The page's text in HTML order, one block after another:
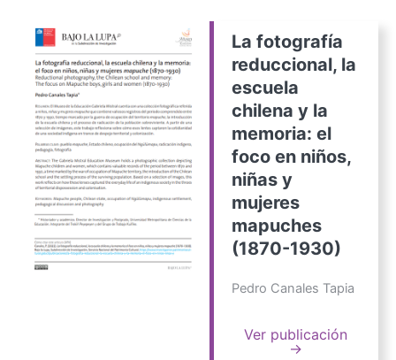
La fotografía
reduccional, la
escuela
chilena y la
memoria: el
foco en niños,
niñas y
mujeres
mapuches
(1870-1930)
Pedro Canales Tapia
Ver publicación
→